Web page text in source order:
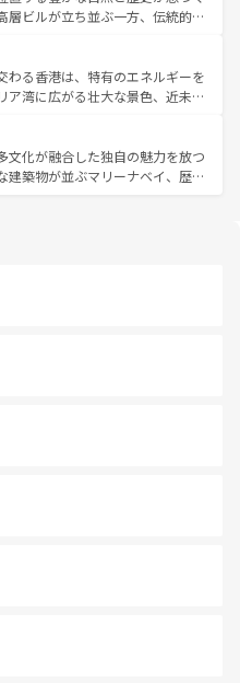
バラエティの豊かさとおいしさで
、ベトナムコーヒーなどは、ぜ
の地域を訪れてもあたたかい人々
ので、きっと忘れられない旅にな
層ビルが立ち並ぶ一方、伝統的な
部ではチェンマイなどの山岳地
部ではプーケットやクラビの美し
を楽しむことができる。タイ料理
で、どの季節にも異なる楽しみ
すいタイの人々、仏教を中心とし
光資源が、訪れる旅人を魅了し続
わる香港は、特有のエネルギーを
ア湾に広がる壮大な景色、近未来
るはず。観光スポットが密集し
ろを回れるのも魅力。息をのむよ
験まで、香港を存分に楽しみ尽く
文化が融合した独自の魅力を放つ
建築物が並ぶマリーナベイ、歴史
情を楽しめる外せないスポット